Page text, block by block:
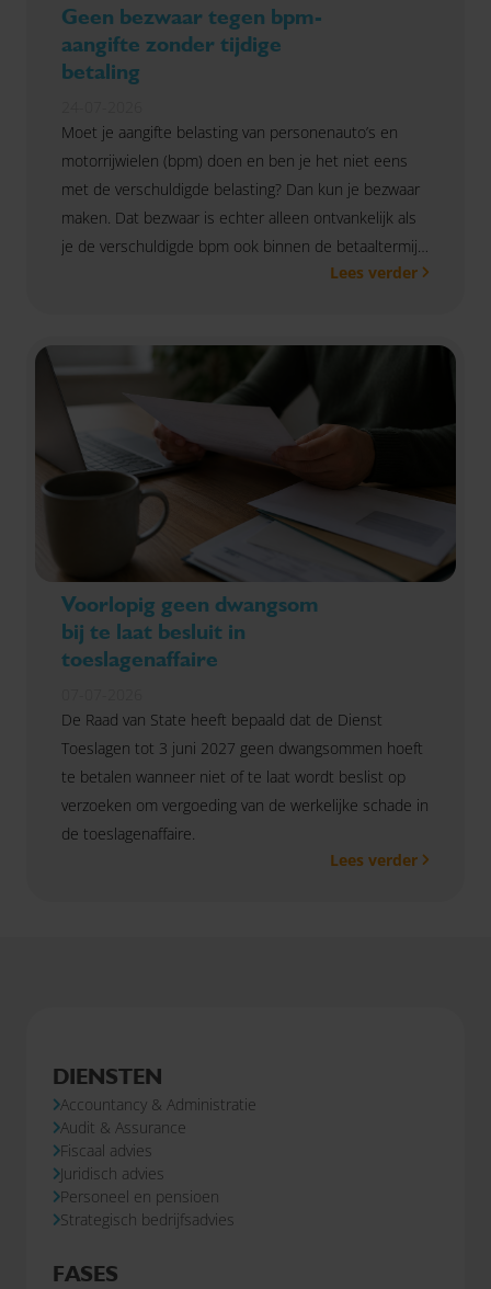
Geen bezwaar tegen bpm-
aangifte zonder tijdige
betaling
Moet je aangifte belasting van personenauto’s en
motorrijwielen (bpm) doen en ben je het niet eens
met de verschuldigde belasting? Dan kun je bezwaar
maken. Dat bezwaar is echter alleen ontvankelijk als
je de verschuldigde bpm ook binnen de betaaltermijn
voldoet. Dat bevestigde de Hoge Raad in een zaak
Lees verder
Voorlopig geen dwangsom
bij te laat besluit in
toeslagenaffaire
De Raad van State heeft bepaald dat de Dienst
Toeslagen tot 3 juni 2027 geen dwangsommen hoeft
te betalen wanneer niet of te laat wordt beslist op
verzoeken om vergoeding van de werkelijke schade in
de toeslagenaffaire.
Lees verder
DIENSTEN
Accountancy & Administratie
Audit & Assurance
Fiscaal advies
Juridisch advies
Personeel en pensioen
Strategisch bedrijfsadvies
FASES